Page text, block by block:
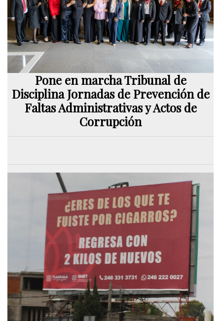
Pone en marcha Tribunal de
Disciplina Jornadas de Prevención de
Faltas Administrativas y Actos de
Corrupción